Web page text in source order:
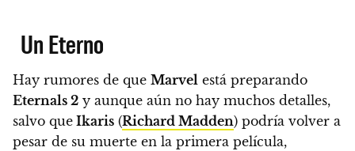
Un Eterno
Hay rumores de que Marvel está preparando
Eternals 2 y aunque aún no hay muchos detalles,
salvo que Ikaris (Richard Madden) podría volver a
pesar de su muerte en la primera película,